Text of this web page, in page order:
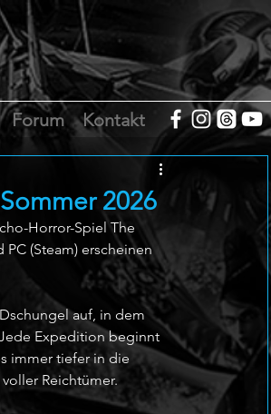
Forum Kontakt
2026
Horror-Spiel The
(Steam) erscheinen
auf, in dem
Expedition beginnt
immer tiefer in die
Reichtümer.